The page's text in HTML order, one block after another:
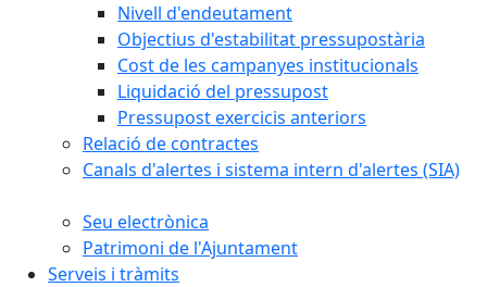
Nivell d'endeutament
Objectius d'estabilitat pressupostària
Cost de les campanyes institucionals
Liquidació del pressupost
Pressupost exercicis anteriors
Relació de contractes
Canals d'alertes i sistema intern d'alertes (SIA)
Seu electrònica
Patrimoni de l'Ajuntament
Serveis i tràmits